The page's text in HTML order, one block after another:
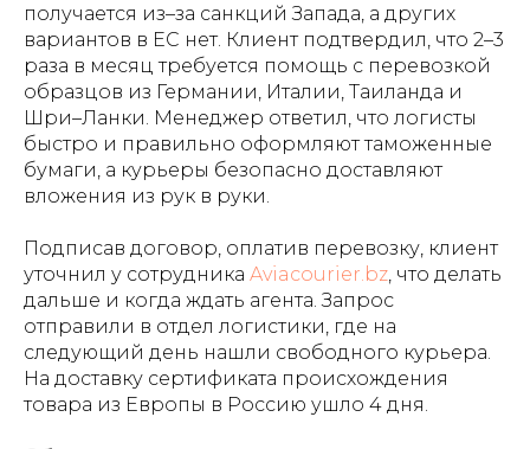
получается из–за санкций Запада, а других
вариантов в ЕС нет. Клиент подтвердил, что 2–3
раза в месяц требуется помощь с перевозкой
образцов из Германии, Италии, Таиланда и
Шри–Ланки. Менеджер ответил, что логисты
быстро и правильно оформляют таможенные
бумаги, а курьеры безопасно доставляют
вложения из рук в руки.
Подписав договор, оплатив перевозку, клиент
уточнил у сотрудника Aviacourier.bz , что делать
дальше и когда ждать агента. Запрос
отправили в отдел логистики, где на
следующий день нашли свободного курьера.
На доставку сертификата происхождения
товара из Европы в Россию ушло 4 дня.